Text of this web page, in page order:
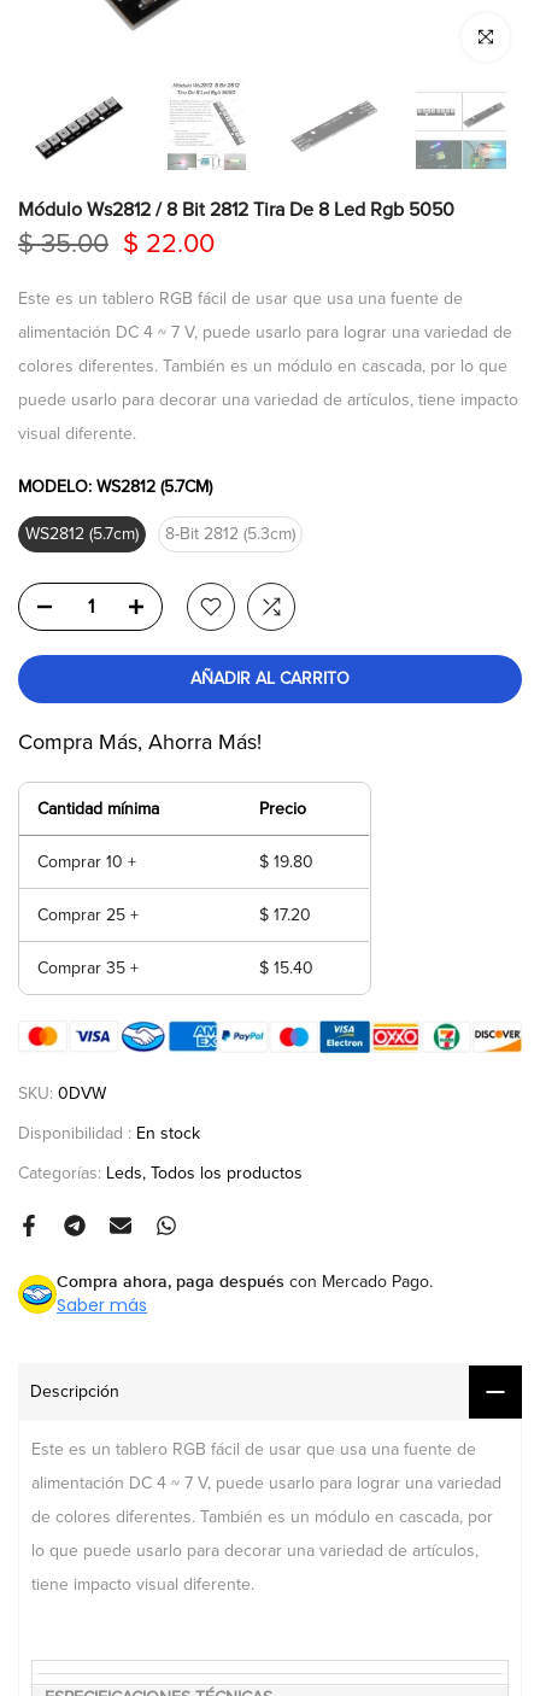
Click para
Módulo Ws2812 / 8 Bit 2812 Tira De 8 Led Rgb 5050
$ 35.00 $ 22.00
Este es un tablero RGB fácil de usar que usa una fuente de
alimentación DC 4 ~ 7 V, puede usarlo para lograr una variedad de
colores diferentes. También es un módulo en cascada, por lo que
puede usarlo para decorar una variedad de artículos, tiene impacto
visual diferente.
MODELO: WS2812 (5.7CM)
WS2812 (5.7cm) 8-Bit 2812 (5.3cm)
AÑADIR AL CARRITO
Compra Más, Ahorra Más!
Cantidad mínima Precio
Comprar 10 + $ 19.80
Comprar 25 + $ 17.20
Comprar 35 + $ 15.40
SKU: 0DVW
Disponibilidad : En stock
Categorías: Leds Todos los productos
Compra ahora, paga después con Mercado Pago.
Saber más
Descripción
Este es un tablero RGB fácil de usar que usa una fuente de
alimentación DC 4 ~ 7 V, puede usarlo para lograr una variedad
de colores diferentes. También es un módulo en cascada, por
lo que puede usarlo para decorar una variedad de artículos,
tiene impacto visual diferente.